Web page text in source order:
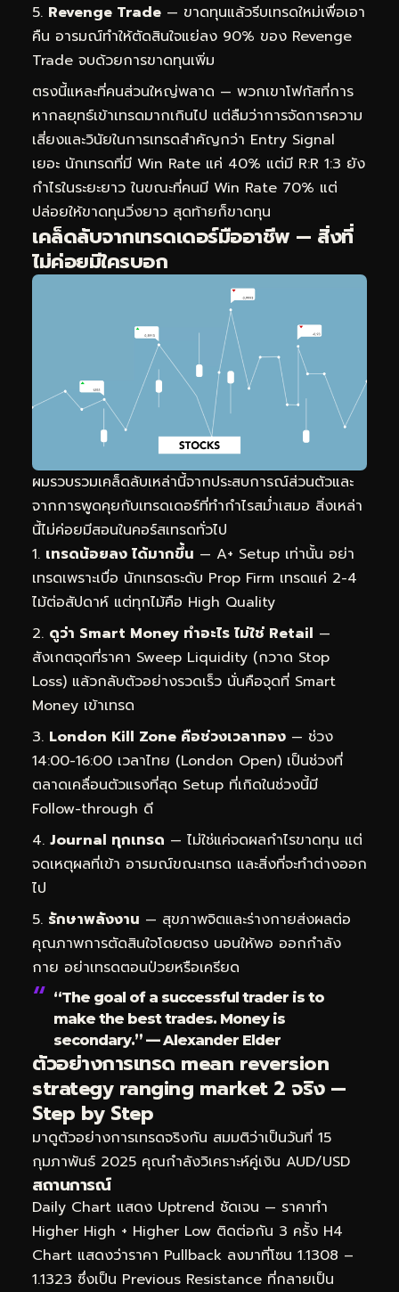
Revenge Trade — ขาดทุนแล้วรีบเทรดใหม่เพื่อเอา
คืน อารมณ์ทำให้ตัดสินใจแย่ลง 90% ของ Revenge
Trade จบด้วยการขาดทุนเพิ่ม
ตรงนี้แหละที่คนส่วนใหญ่พลาด — พวกเขาโฟกัสที่การ
หากลยุทธ์เข้าเทรดมากเกินไป แต่ลืมว่าการจัดการความ
เสี่ยงและวินัยในการเทรดสำคัญกว่า Entry Signal
เยอะ นักเทรดที่มี Win Rate แค่ 40% แต่มี R:R 1:3 ยัง
กำไรในระยะยาว ในขณะที่คนมี Win Rate 70% แต่
ปล่อยให้ขาดทุนวิ่งยาว สุดท้ายก็ขาดทุน
เคล็ดลับจากเทรดเดอร์มืออาชีพ — สิ่งที่
ไม่ค่อยมีใครบอก
ผมรวบรวมเคล็ดลับเหล่านี้จากประสบการณ์ส่วนตัวและ
จากการพูดคุยกับเทรดเดอร์ที่ทำกำไรสม่ำเสมอ สิ่งเหล่า
นี้ไม่ค่อยมีสอนในคอร์สเทรดทั่วไป
เทรดน้อยลง ได้มากขึ้น — A+ Setup เท่านั้น อย่า
เทรดเพราะเบื่อ นักเทรดระดับ Prop Firm เทรดแค่ 2-4
ไม้ต่อสัปดาห์ แต่ทุกไม้คือ High Quality
ดูว่า Smart Money ทำอะไร ไม่ใช่ Retail —
สังเกตจุดที่ราคา Sweep Liquidity (กวาด Stop
Loss) แล้วกลับตัวอย่างรวดเร็ว นั่นคือจุดที่ Smart
Money เข้าเทรด
London Kill Zone คือช่วงเวลาทอง — ช่วง
14:00-16:00 เวลาไทย (London Open) เป็นช่วงที่
ตลาดเคลื่อนตัวแรงที่สุด Setup ที่เกิดในช่วงนี้มี
Follow-through ดี
Journal ทุกเทรด — ไม่ใช่แค่จดผลกำไรขาดทุน แต่
จดเหตุผลที่เข้า อารมณ์ขณะเทรด และสิ่งที่จะทำต่างออก
ไป
รักษาพลังงาน — สุขภาพจิตและร่างกายส่งผลต่อ
คุณภาพการตัดสินใจโดยตรง นอนให้พอ ออกกำลัง
กาย อย่าเทรดตอนป่วยหรือเครียด
“The goal of a successful trader is to
make the best trades. Money is
secondary.” — Alexander Elder
ตัวอย่างการเทรด mean reversion
strategy ranging market 2 จริง —
Step by Step
มาดูตัวอย่างการเทรดจริงกัน สมมติว่าเป็นวันที่ 15
กุมภาพันธ์ 2025 คุณกำลังวิเคราะห์คู่เงิน AUD/USD
สถานการณ์
Daily Chart แสดง Uptrend ชัดเจน — ราคาทำ
Higher High + Higher Low ติดต่อกัน 3 ครั้ง H4
Chart แสดงว่าราคา Pullback ลงมาที่โซน 1.1308 –
1.1323 ซึ่งเป็น Previous Resistance ที่กลายเป็น